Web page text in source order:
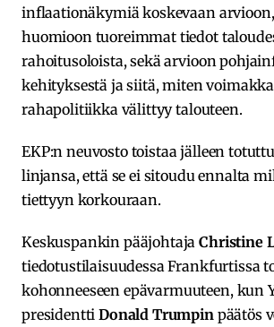
inflaationäkymiä koskevaan
huomioon tuoreimmat tiedot
rahoitusoloista, sekä arvioon
kehityksestä ja siitä, miten
rahapolitiikka välittyy talouteen.
EKP:n neuvosto toistaa jälleen
linjansa, että se ei sitoudu ennalta
tiettyyn korkouraan.
Keskuspankin pääjohtajaChristine
tiedotustilaisuudessa Frankfurtissa
kohonneeseen epävarmuuteen, kun
presidenttiDonald Trumpinpäätös